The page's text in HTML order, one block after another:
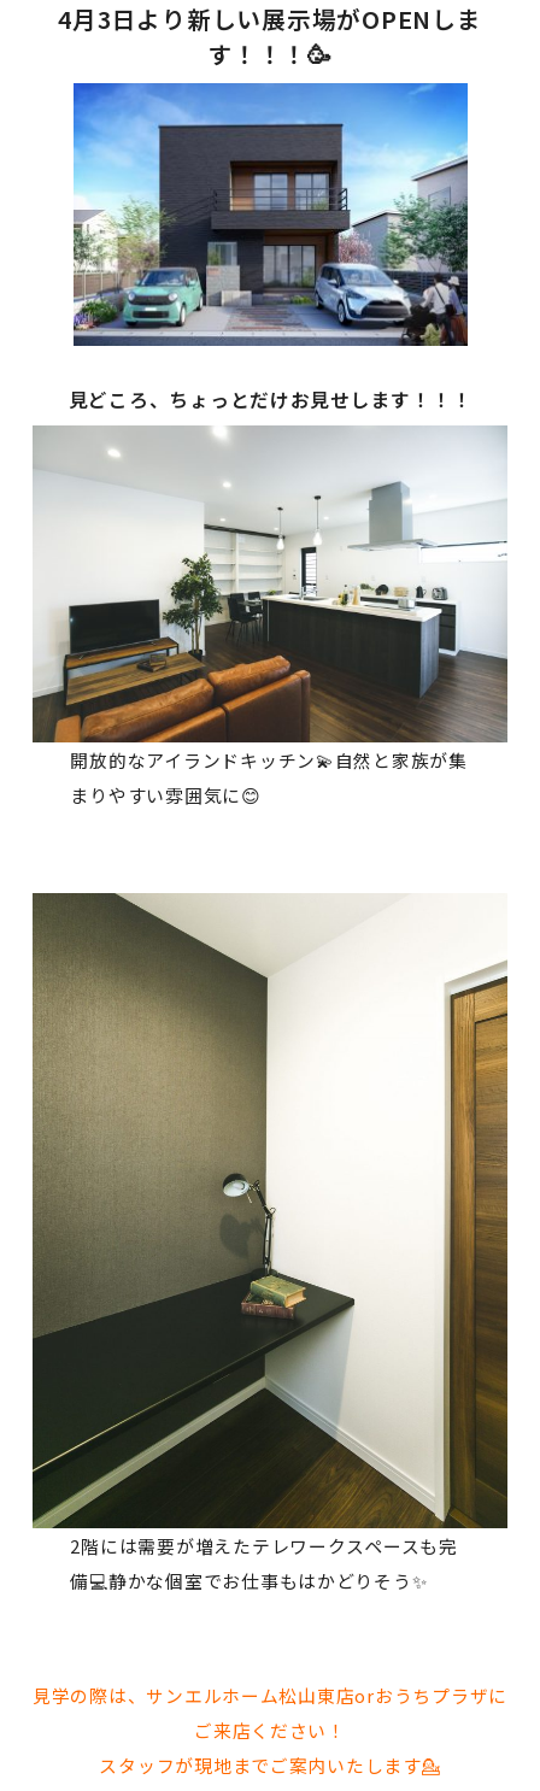
4月3日より新しい展示場がOPENしま
す！！！🥳
見どころ、ちょっとだけお見せします！！！
開放的なアイランドキッチン💫自然と家族が集
まりやすい雰囲気に😊
2階には需要が増えたテレワークスペースも完
備💻静かな個室でお仕事もはかどりそう✨
見学の際は、サンエルホーム松山東店orおうちプラザに
ご来店ください！
スタッフが現地までご案内いたします💁